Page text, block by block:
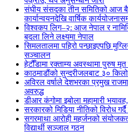
संघीय संसदका तीन समितिको आज
कार्यान्वयनदेखि वार्षिक
विश्वकप लिग–२: आज नेपाल र
बदला लिने लक्ष्यमा नेपाल
सिमलतालमा पहिरो पन्छाइएपछि
सञ्चालन
हेटौँडामा रक्ताम्य अवस्थामा पुरुष
काठमाडौंको सुन्दरीजलबाट ३०
अविरल वर्षाले देशभरका प्रमुख
अवरुद्ध
डीआर कंगोमा इबोला महामारी
सरकारको मिडिया नीतिको विरोध
सगरमाथा आरोही महर्जनको
विद्यार्थी सञ्जाल गठन